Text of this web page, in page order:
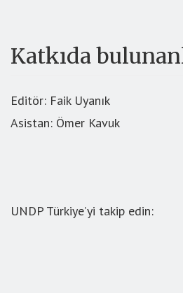
Katkıda
Editör: Faik Uyanık
Asistan: Ömer Kavuk
UNDP Türkiye’yi takip edin: